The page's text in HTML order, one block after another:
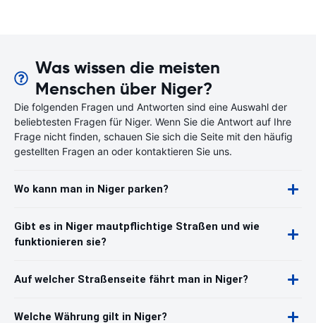
Was wissen die meisten
Menschen über Niger?
Die folgenden Fragen und Antworten sind eine Auswahl der
beliebtesten Fragen für Niger. Wenn Sie die Antwort auf Ihre
Frage nicht finden, schauen Sie sich die Seite mit den häufig
gestellten Fragen an oder kontaktieren Sie uns.
Wo kann man in Niger parken?
Gibt es in Niger mautpflichtige Straßen und wie
funktionieren sie?
Auf welcher Straßenseite fährt man in Niger?
Welche Währung gilt in Niger?